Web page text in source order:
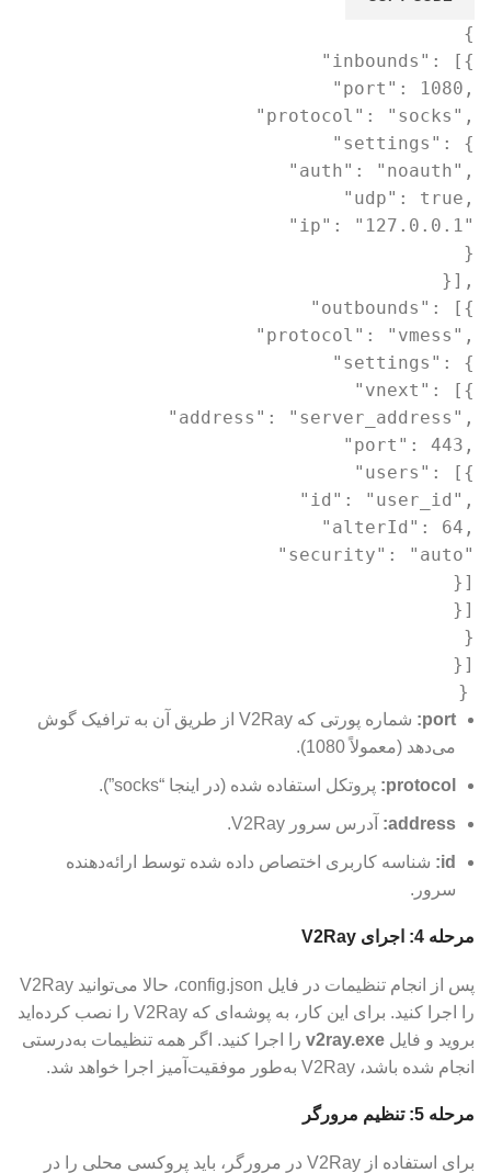
{
"inbounds" : [ {
"port" : 1080 ,
"protocol" : "socks" ,
"settings" :
{
"auth" : "noauth" ,
"udp" : true ,
"ip" :
"127.0.0.1"
}
} ] ,
"outbounds" : [ {
"protocol" : "vmess" ,
"settings" :
{
"vnext" : [ {
"address" : "server_address" ,
"port" : 443 ,
"users" : [ {
"id" : "user_id" ,
"alterId" : 64 ,
"security" :
"auto"
} ]
} ]
}
} ]
}
port:
شماره پورتی که V2Ray از طریق آن به ترافیک گوش
می‌دهد (معمولاً 1080).
protocol: پروتکل استفاده شده (در اینجا “socks”).
address: آدرس سرور V2Ray.
id:
شناسه کاربری اختصاص داده شده توسط ارائه‌دهنده
سرور.
مرحله 4: اجرای V2Ray
پس از انجام تنظیمات در فایل config.json، حالا می‌توانید V2Ray
را اجرا کنید. برای این کار، به پوشه‌ای که V2Ray را نصب کرده‌اید
بروید و فایل v2ray.exe را اجرا کنید. اگر همه تنظیمات به‌درستی
انجام شده باشد، V2Ray به‌طور موفقیت‌آمیز اجرا خواهد شد.
مرحله 5: تنظیم مرورگر
برای استفاده از V2Ray در مرورگر، باید پروکسی محلی را در